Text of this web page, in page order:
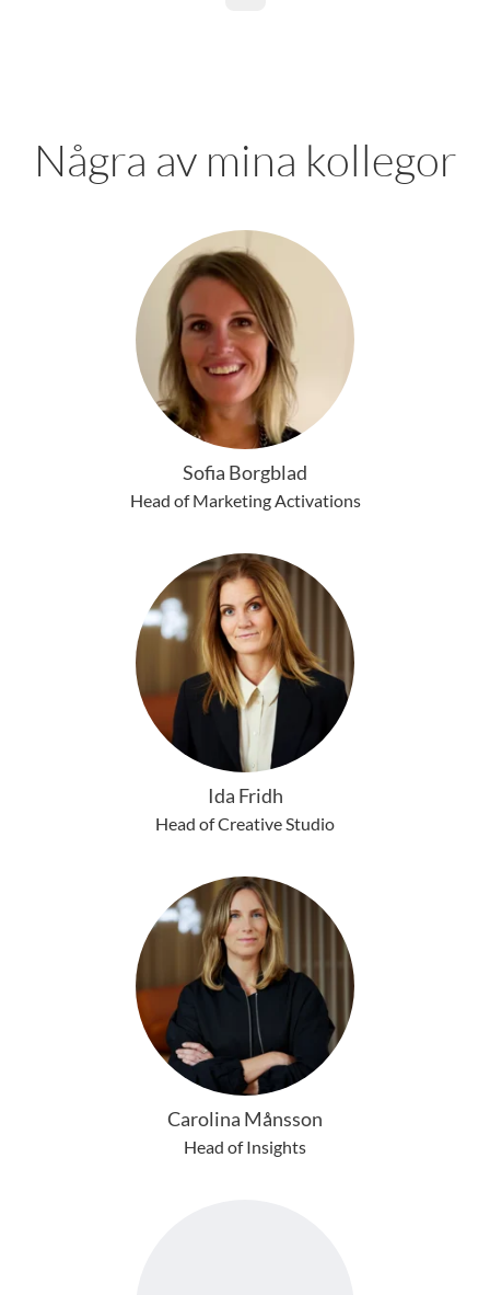
Några av mina kollegor
Sofia Borgblad
Head of Marketing Activations
Ida Fridh
Head of Creative Studio
Carolina Månsson
Head of Insights